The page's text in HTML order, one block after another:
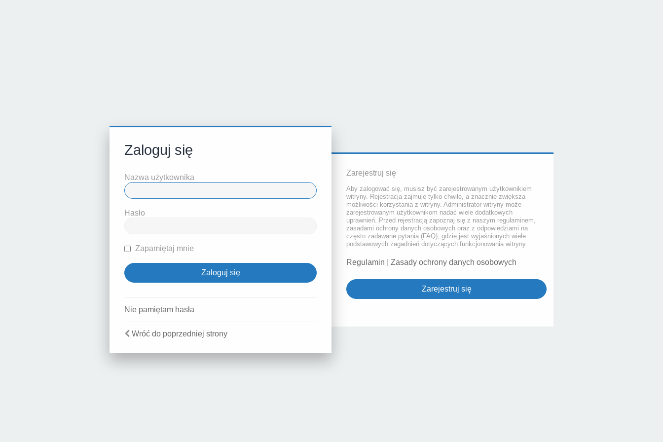
Zaloguj się
Nazwa użytkownika
Hasło
Zapamiętaj mnie
Nie pamiętam hasła
Wróć do poprzedniej strony
Zarejestruj się
Aby zalogować się, musisz być zarejestrowanym użytkownikiem
witryny. Rejestracja zajmuje tylko chwilę, a znacznie zwiększa
możliwości korzystania z witryny. Administrator witryny może
zarejestrowanym użytkownikom nadać wiele dodatkowych
uprawnień. Przed rejestracją zapoznaj się z naszym regulaminem,
zasadami ochrony danych osobowych oraz z odpowiedziami na
często zadawane pytania (FAQ), gdzie jest wyjaśnionych wiele
podstawowych zagadnień dotyczących funkcjonowania witryny.
Regulamin Zasady ochrony danych osobowych
Zarejestruj się